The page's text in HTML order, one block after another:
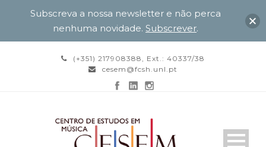
(+351) 217908388, Ext.: 40337/38
cesem@fcsh.unl.pt
Subscreva a nossa newsletter e não perca
nenhuma novidade. Subscrever.